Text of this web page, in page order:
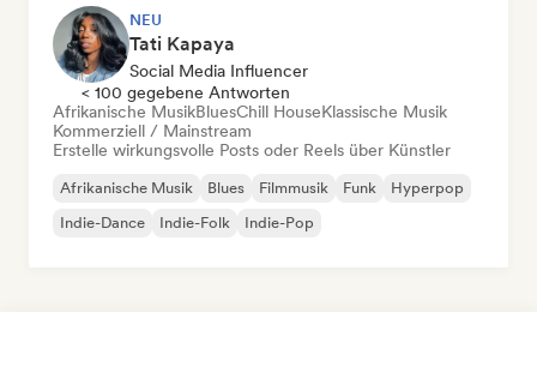
NEU
Tati Kapaya
Social Media Influencer
< 100 gegebene Antworten
Afrikanische MusikBluesChill HouseKlassische Musik
Kommerziell / Mainstream
Erstelle wirkungsvolle Posts oder Reels über Künstler
Afrikanische Musik Blues Filmmusik Funk
Hyperpop
Indie-Dance
Indie-Folk Indie-Pop